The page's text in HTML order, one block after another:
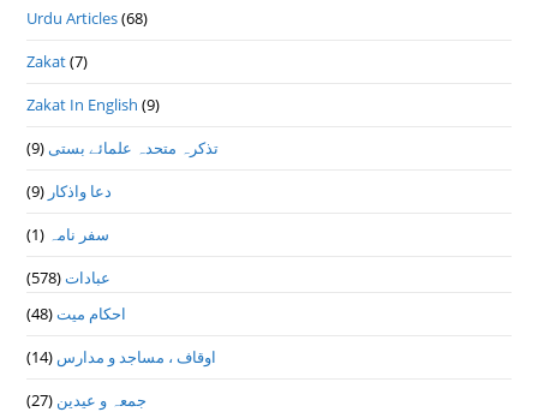
Urdu Articles(68)
Zakat(7)
Zakat In English (9)
تذكرہ متحدہ علمائے بستى(9)
دعا واذكار (9)
سفر نامہ (1)
عبادات(578)
احکام میت(48)
اوقاف ، مساجد و مدارس (14)
جمعہ و عیدین (27)